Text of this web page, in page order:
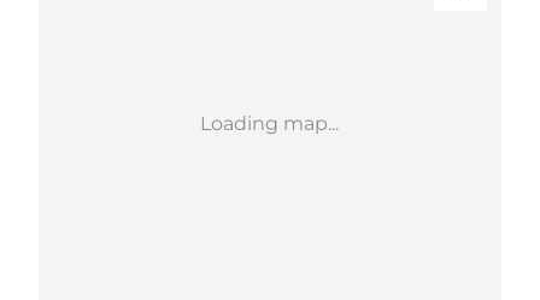
Loading map...